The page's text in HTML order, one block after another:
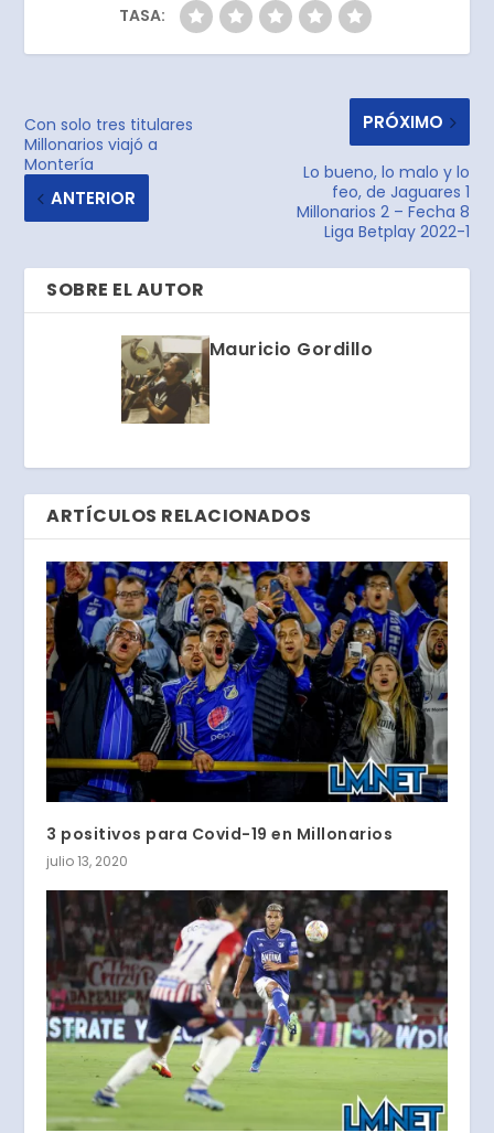
TASA:
Con solo tres titulares
Millonarios viajó a
Montería
ANTERIOR
PRÓXIMO
Lo bueno, lo malo y lo
feo, de Jaguares 1
Millonarios 2 – Fecha 8
Liga Betplay 2022-1
SOBRE EL AUTOR
Mauricio Gordillo
ARTÍCULOS RELACIONADOS
3 positivos para Covid-19 en Millonarios
julio 13, 2020